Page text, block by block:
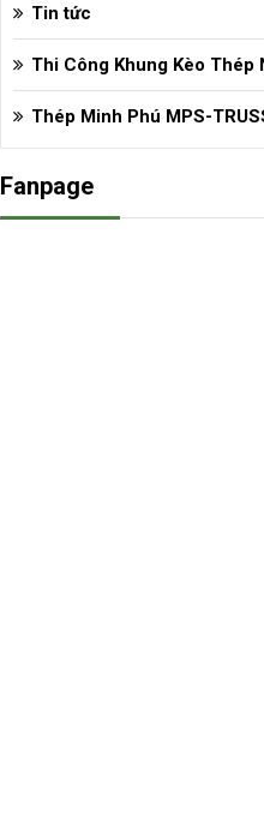
Tin tức
Thi Công Khung Kèo Thép
Thép Minh Phú MPS-
Fanpage